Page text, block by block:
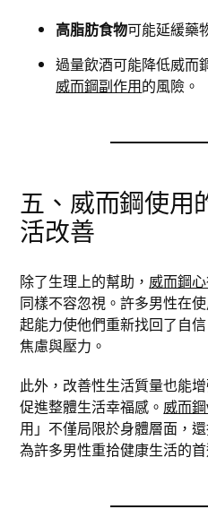
高脂肪食物可能延緩藥
過量飲酒可能降低威而
威而鋼副作用的風險。
五、威而鋼使用
活改善
除了生理上的幫助， 威而鋼
同樣不容忽視。許多男性在
起能力使他們重新找回了自
焦慮與壓力。
此外，改善性生活質量也能
促進整體生活幸福感。 威而
用」不僅局限於身體層面，
為許多男性重拾健康生活的首